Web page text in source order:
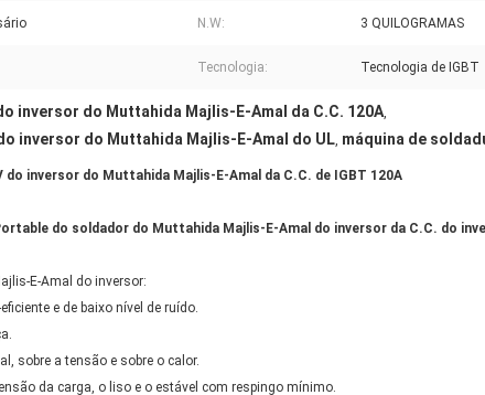
N.W: 3 QUILOGRAMAS
Tecnologia: Tecnologia de IGBT
inversor do Muttahida Majlis-E-Amal da C.C. 120A,
inversor do Muttahida Majlis-E-Amal do UL, máquina de
inversor do Muttahida Majlis-E-Amal da C.C. de IGBT 120A
do soldador do Muttahida Majlis-E-Amal do inversor da C.C. do
E-Amal do inversor:
e de baixo nível de ruído.
sobre a tensão e sobre o calor.
da carga, o liso e o estável com respingo mínimo.